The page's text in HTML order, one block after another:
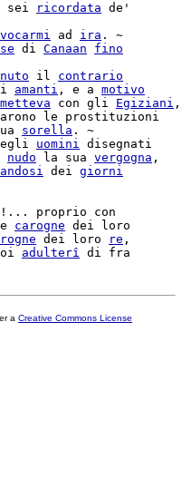
sei ricordata de'
ad ira . ~
di Canaan
fino
il contrario
amanti , e a motivo
con gli Egiziani ,
le prostituzioni
sorella . ~
uomini disegnati
nudo la sua vergogna ,
dei giorni
proprio con
carogne dei loro
dei loro re ,
adulterî
a Creative Commons License